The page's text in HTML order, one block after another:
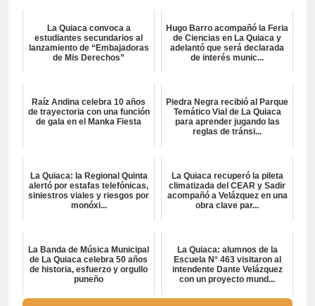
La Quiaca convoca a
estudiantes secundarios al
lanzamiento de “Embajadoras
de Mis Derechos”
Hugo Barro acompañó la Feria
de Ciencias en La Quiaca y
adelantó que será declarada
de interés munic...
Raíz Andina celebra 10 años
de trayectoria con una función
de gala en el Manka Fiesta
Piedra Negra recibió al Parque
Temático Vial de La Quiaca
para aprender jugando las
reglas de tránsi...
La Quiaca: la Regional Quinta
alertó por estafas telefónicas,
siniestros viales y riesgos por
monóxi...
La Quiaca recuperó la pileta
climatizada del CEAR y Sadir
acompañó a Velázquez en una
obra clave par...
La Banda de Música Municipal
de La Quiaca celebra 50 años
de historia, esfuerzo y orgullo
puneño
La Quiaca: alumnos de la
Escuela N° 463 visitaron al
intendente Dante Velázquez
con un proyecto mund...